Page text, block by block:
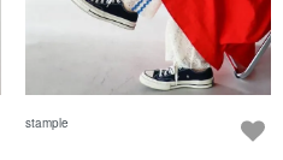
stample